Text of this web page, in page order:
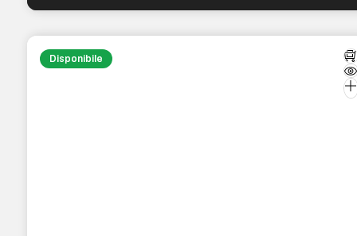
Disponibile